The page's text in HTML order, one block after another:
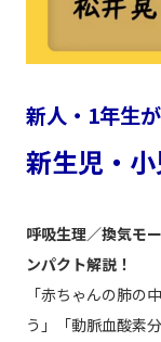
新人・1年生
新生児・
呼吸生理／換気モ
ンパクト解説！
「赤ちゃんの肺の
う」「動脈血酸素